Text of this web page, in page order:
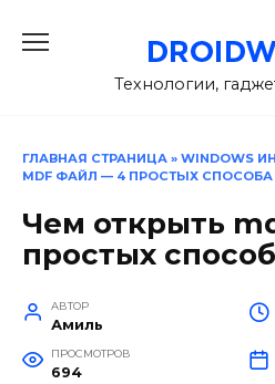
Технологии,
ГЛАВНАЯ СТРАНИЦА » WINDOWS
MDF ФАЙЛ — 4 ПРОСТЫХ СПОСОБА
Чем открыть
простых
АВТОР
Амиль
ПРОСМОТРОВ
694